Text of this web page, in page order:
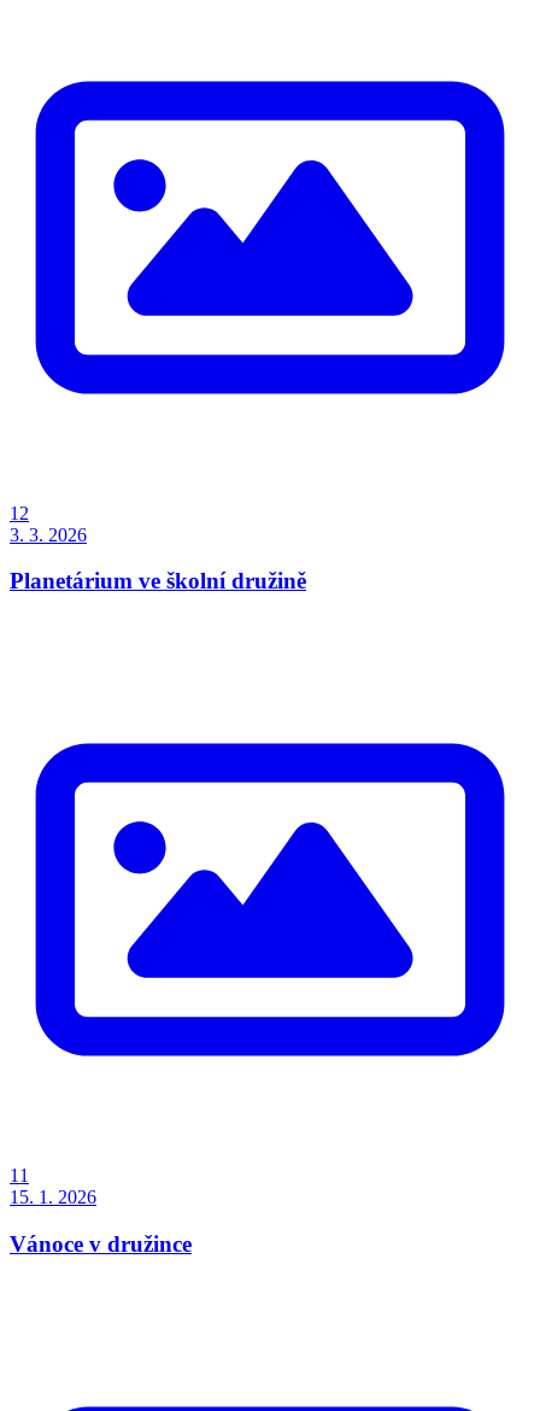
12
3. 3. 2026
Planetárium ve školní družině
11
15. 1. 2026
Vánoce v družince